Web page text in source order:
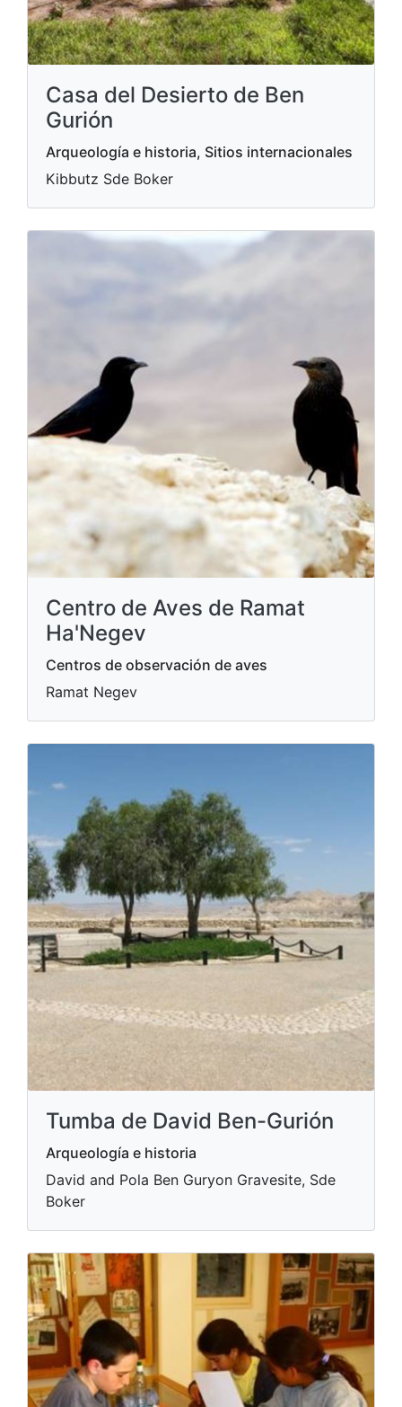
Casa del Desierto de Ben
Gurión
Arqueología e historia, Sitios internacionales
Kibbutz Sde Boker
Centro de Aves de Ramat
Ha'Negev
Centros de observación de aves
Ramat Negev
Tumba de David Ben-Gurión
Arqueología e historia
David and Pola Ben Guryon Gravesite, Sde
Boker